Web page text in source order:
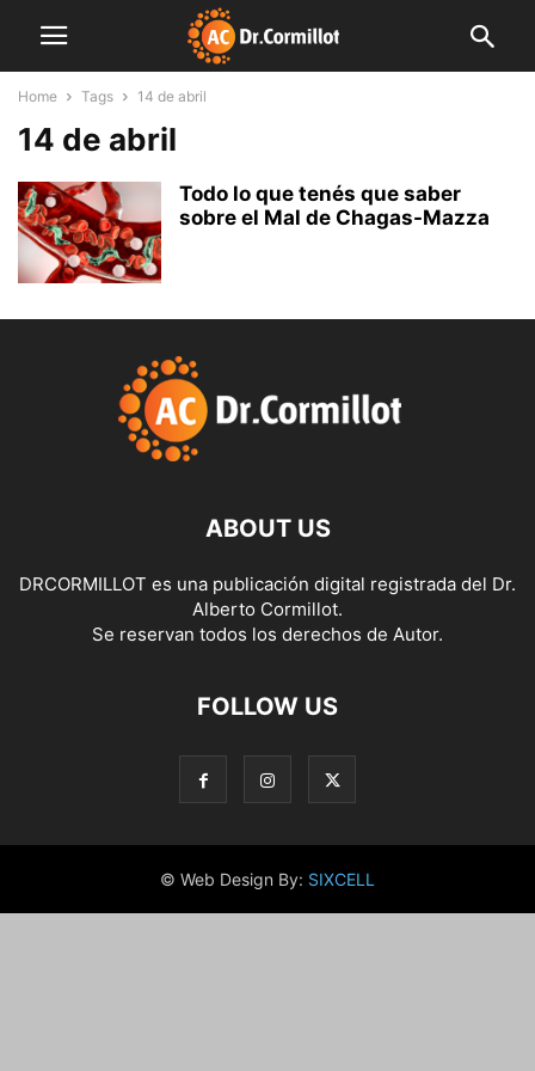
Home Tags 14 de abril
14 de abril
Todo lo que tenés que saber
sobre el Mal de Chagas-Mazza
ABOUT US
DRCORMILLOT es una publicación digital registrada del Dr.
Alberto Cormillot.
Se reservan todos los derechos de Autor.
FOLLOW US
© Web Design By: SIXCELL